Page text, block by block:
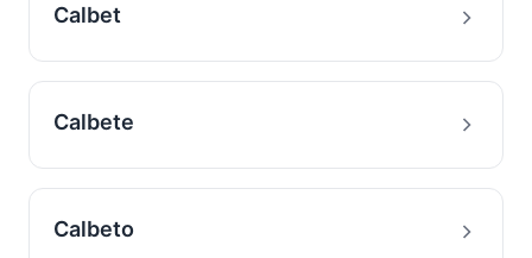
Calbet
Calbete
Calbeto